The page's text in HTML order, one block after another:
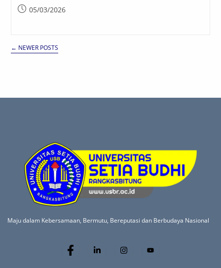
05/03/2026
← NEWER POSTS
Maju dalam Kebersamaan, Bermutu, Bereputasi dan Berbudaya Nasional